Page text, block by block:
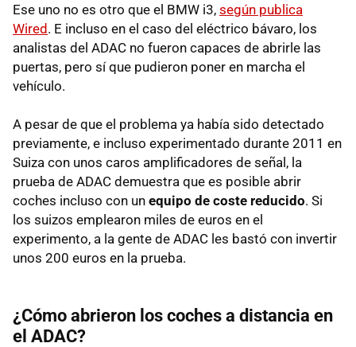
Ese uno no es otro que el BMW i3, según publica
Wired. E incluso en el caso del eléctrico bávaro, los
analistas del ADAC no fueron capaces de abrirle las
puertas, pero sí que pudieron poner en marcha el
vehículo.
A pesar de que el problema ya había sido detectado
previamente, e incluso experimentado durante 2011 en
Suiza con unos caros amplificadores de señal, la
prueba de ADAC demuestra que es posible abrir
coches incluso con un equipo de coste reducido. Si
los suizos emplearon miles de euros en el
experimento, a la gente de ADAC les bastó con invertir
unos 200 euros en la prueba.
¿Cómo abrieron los coches a distancia en
el ADAC?